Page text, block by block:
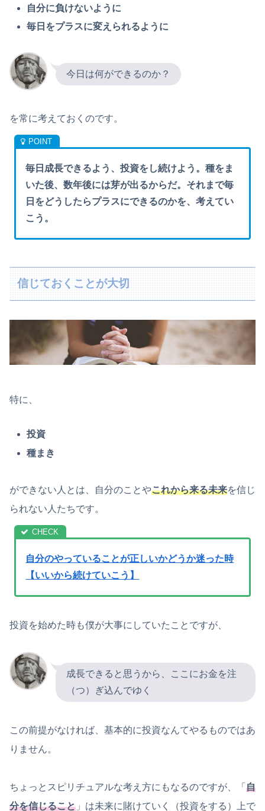
自分に負けないように
毎日をプラスに変えられるように
今日は何ができるのか？
を常に考えておくのです。
毎日成長できるよう、投資をし続けよう。種をま
いた後、数年後には芽が出るからだ。それまで毎
日をどうしたらプラスにできるのかを、考えてい
こう。
信じておくことが大切
特に、
投資
種まき
ができない人とは、自分のことやこれから来る未来を信じ
られない人たちです。
自分のやっていることが正しいかどうか迷った時
【いいから続けていこう】
投資を始めた時も僕が大事にしていたことですが、
成長できると思うから、ここにお金を注
（つ）ぎ込んでゆく
この前提がなければ、基本的に投資なんてやるものではあ
りません。
ちょっとスピリチュアルな考え方にもなるのですが、「 自
分を信じること 」は未来に賭けていく（投資をする）上で